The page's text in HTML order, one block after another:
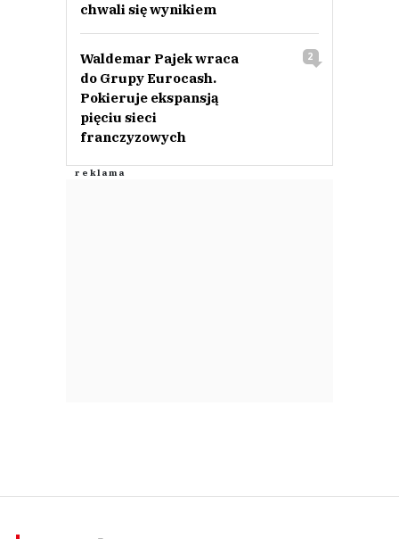
chwali się wynikiem
Waldemar Pajek wraca
do Grupy Eurocash.
Pokieruje ekspansją
pięciu sieci
franczyzowych
2